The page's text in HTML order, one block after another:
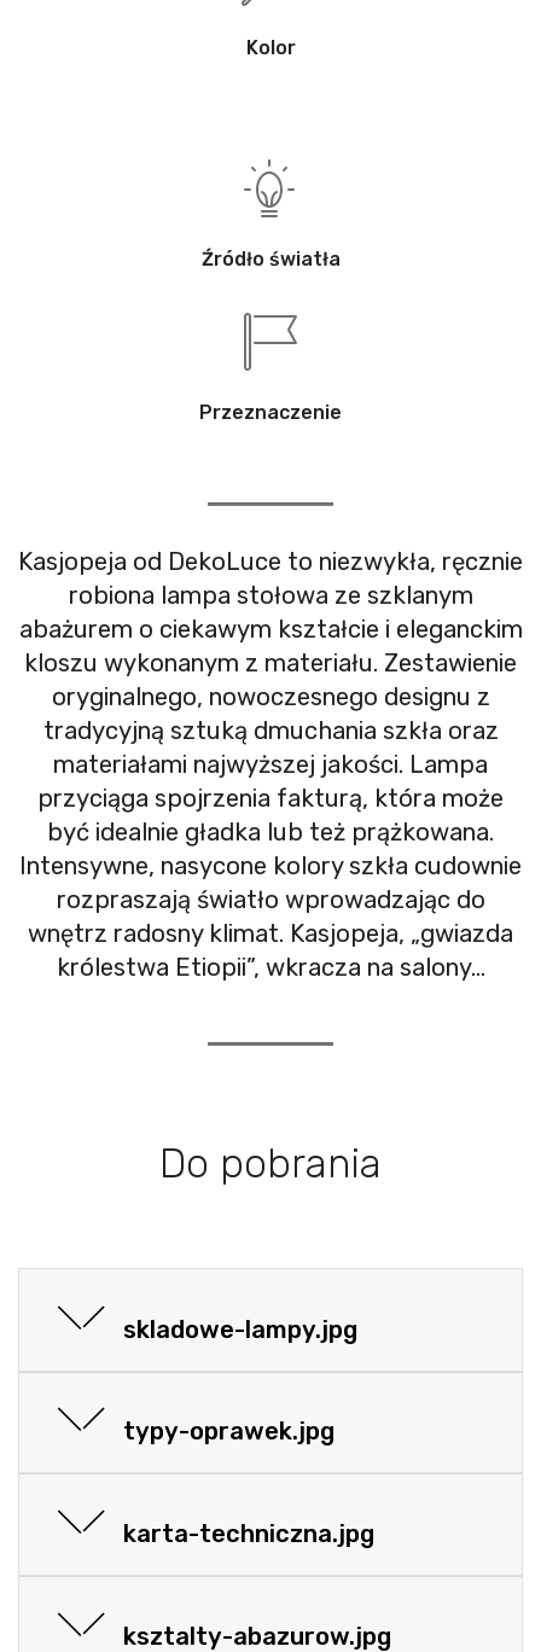
Kolor
Źródło światła
Przeznaczenie
Kasjopeja od DekoLuce to niezwykła, ręcznie
robiona lampa stołowa ze szklanym
abażurem o ciekawym kształcie i eleganckim
kloszu wykonanym z materiału. Zestawienie
oryginalnego, nowoczesnego designu z
tradycyjną sztuką dmuchania szkła oraz
materiałami najwyższej jakości. Lampa
przyciąga spojrzenia fakturą, która może
być idealnie gładka lub też prążkowana.
Intensywne, nasycone kolory szkła cudownie
rozpraszają światło wprowadzając do
wnętrz radosny klimat. Kasjopeja, „gwiazda
królestwa Etiopii”, wkracza na salony…
Do pobrania
skladowe-lampy.jpg
typy-oprawek.jpg
karta-techniczna.jpg
ksztalty-abazurow.jpg